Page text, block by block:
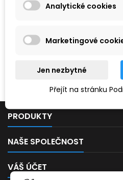
Prosím, zkuste zadat něco jiného.
PRODUKTY
NAŠE SPOLEČNOST
VÁŠ ÚČET
Analytické cookies
Marketingové
Jen nezbytné
Přejít na stránku